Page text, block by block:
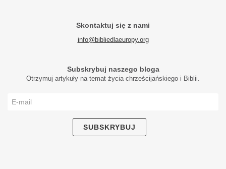
Skontaktuj się z nami
info@bibliedlaeuropy.org
Subskrybuj naszego bloga
Otrzymuj artykuły na temat życia chrześcijańskiego i Biblii.
SUBSKRYBUJ